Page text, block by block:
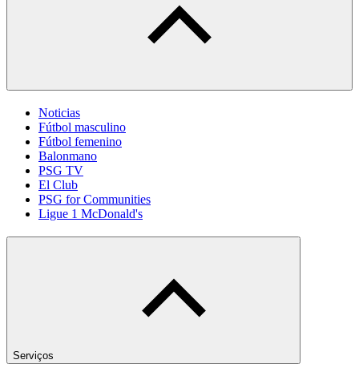
Noticias
Fútbol masculino
Fútbol femenino
Balonmano
PSG TV
El Club
PSG for Communities
Ligue 1 McDonald's
Serviços